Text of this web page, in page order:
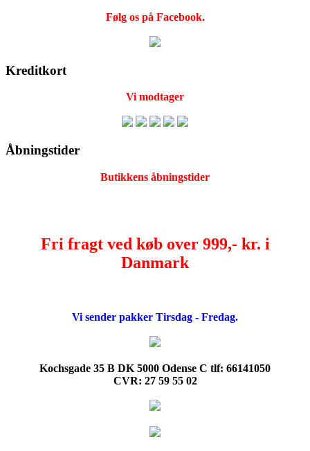
Følg os på Facebook.
Kreditkort
Vi modtager
Åbningstider
Butikkens åbningstider
Fri fragt ved køb over 999,- kr. i
Danmark
Vi sender pakker Tirsdag - Fredag.
Kochsgade 35 B DK 5000 Odense C tlf: 66141050
CVR: 27 59 55 02